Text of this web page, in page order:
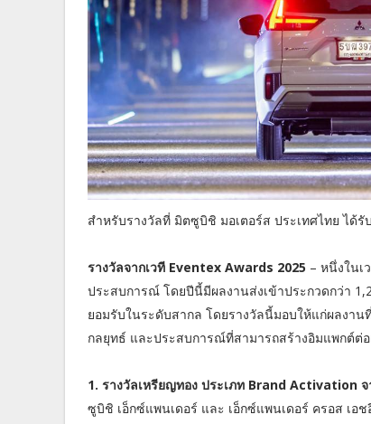
สำหรับรางวัลที่ มิตซูบิชิ มอเตอร์ส ประเทศไทย ได้
รางวัลจากเวที Eventex Awards 2025 – หนึ่งในเ
ประสบการณ์ โดยปีนี้มีผลงานส่งเข้าประกวดกว่า
ยอมรับในระดับสากล โดยรางวัลนี้มอบให้แก่ผลงา
กลยุทธ์ และประสบการณ์ที่สามารถสร้างอิมแพกต์ต่
1. รางวัลเหรียญทอง ประเภท Brand Activation
ซูบิชิ เอ็กซ์แพนเดอร์ และ เอ็กซ์แพนเดอร์ ครอส เอช